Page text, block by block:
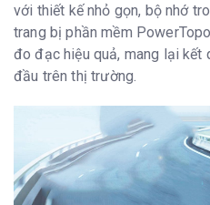
với thiết kế nhỏ gọn, bộ nhớ
trang bị phần mềm
đo đạc hiệu quả, mang lại kết
đầu trên thị trường.